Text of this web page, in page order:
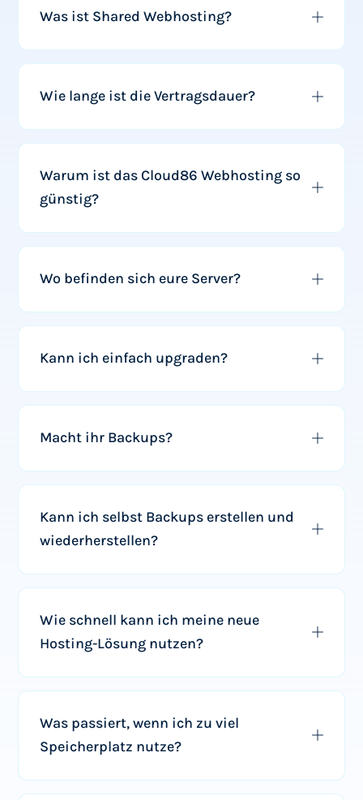
Was ist Shared Webhosting?
Wie lange ist die Vertragsdauer?
Warum ist das Cloud86 Webhosting so
günstig?
Wo befinden sich eure Server?
Kann ich einfach upgraden?
Macht ihr Backups?
Kann ich selbst Backups erstellen und
wiederherstellen?
Wie schnell kann ich meine neue
Hosting-Lösung nutzen?
Was passiert, wenn ich zu viel
Speicherplatz nutze?